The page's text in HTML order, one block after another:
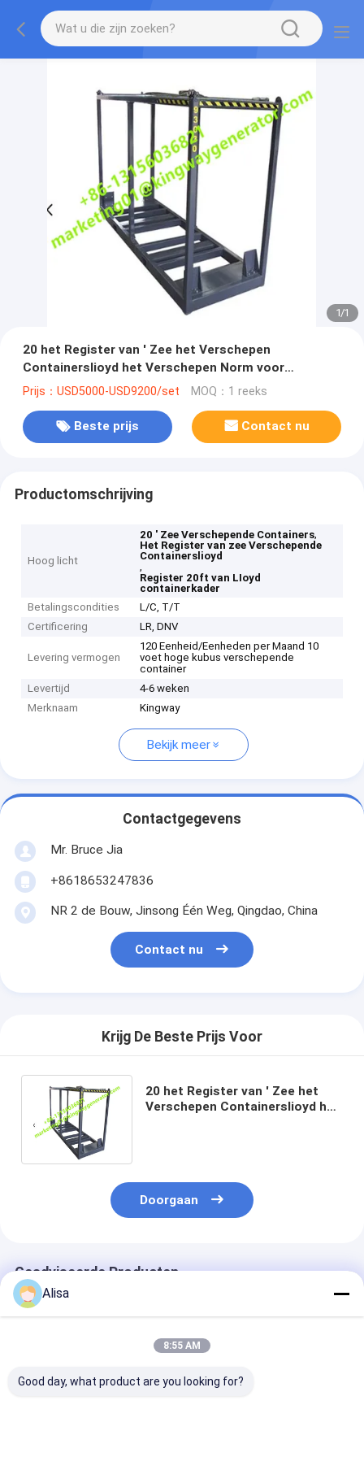
1/1
20 het Register van ' Zee het Verschepen
Containerslioyd het Verschepen Norm voor
Certificatie
Prijs：USD5000-USD9200/set MOQ：1 reeks
Beste prijs Contact nu
Productomschrijving
Hoog licht
20 ' Zee Verschepende Containers,
Het Register van zee Verschepende
Containerslioyd
,
Register 20ft van LIoyd
containerkader
Betalingscondities
L/C, T/T
Certificering
LR, DNV
Levering vermogen
120 Eenheid/Eenheden per Maand 10
voet hoge kubus verschepende
container
Levertijd
4-6 weken
Merknaam
Kingway
Bekijk meer
Contactgegevens
Mr. Bruce Jia
+8618653247836
NR 2 de Bouw, Jinsong Één Weg, Qingdao, China
Contact nu
Krijg De Beste Prijs Voor
20 het Register van ' Zee het
Verschepen Containerslioyd het
Doorgaan
Geadviseerde Producten
Alisa
8:55 AM
Good day, what product are you looking for?